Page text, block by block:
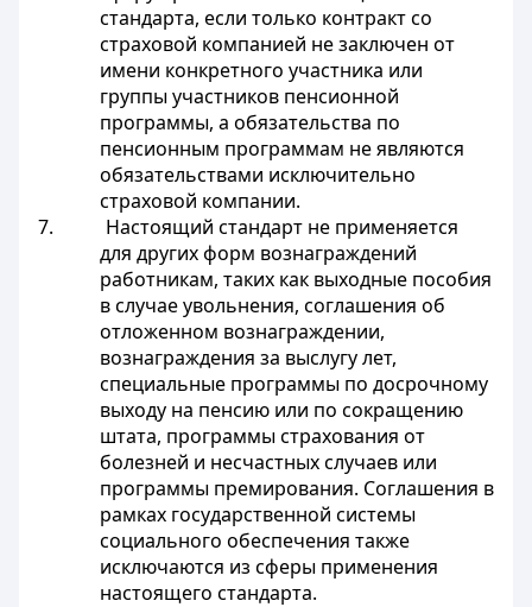
стандарта, если только контракт со
страховой компанией не заключен от
имени конкретного участника или
группы участников пенсионной
программы, а обязательства по
пенсионным программам не являются
обязательствами исключительно
страховой компании.
7. Настоящий стандарт не применяется
для других форм вознаграждений
работникам, таких как выходные пособия
в случае увольнения, соглашения об
отложенном вознаграждении,
вознаграждения за выслугу лет,
специальные программы по досрочному
выходу на пенсию или по сокращению
штата, программы страхования от
болезней и несчастных случаев или
программы премирования. Соглашения в
рамках государственной системы
социального обеспечения также
исключаются из сферы применения
настоящего стандарта.